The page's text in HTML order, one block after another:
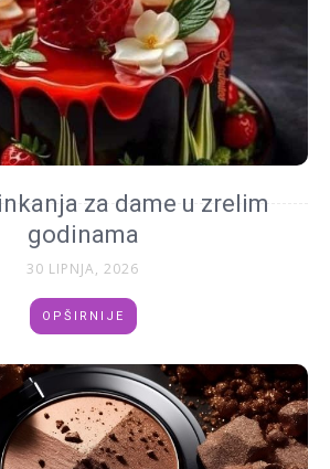
za dame u zrelim
godinama
30 LIPNJA, 2026
OPŠIRNIJE